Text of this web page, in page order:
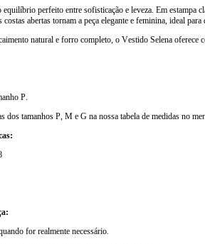
perfeito entre sofisticação e leveza. Em estampa
costas abertas tornam a peça elegante e feminina, ideal
natural e forro completo, o Vestido Selena
P.
dos tamanhos P, M e G na nossa tabela de medidas no
for realmente necessário.